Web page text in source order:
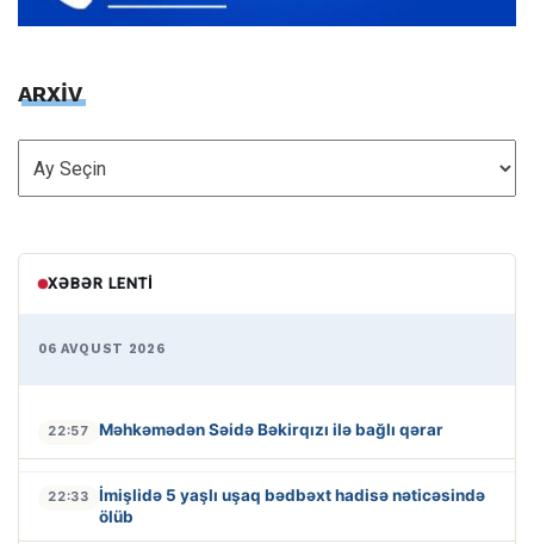
ARXİV
ARXİV
XƏBƏR LENTI
06 AVQUST 2026
22:57 Məhkəmədən Səidə Bəkirqızı ilə bağlı qərar
22:33
İmişlidə 5 yaşlı uşaq bədbəxt hadisə nəticəsində
ölüb